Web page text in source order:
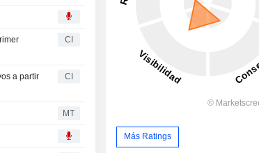
CI
a partir
CI
MT
Más Ratings